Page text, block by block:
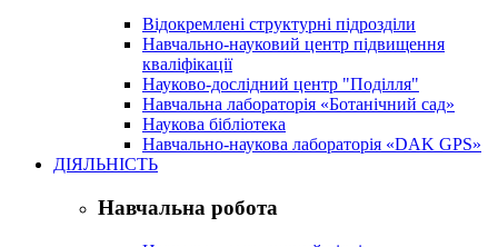
Відокремлені структурні підрозділи
Навчально-науковий центр підвищення
кваліфікації
Науково-дослідний центр "Поділля"
Навчальна лабораторія «Ботанічний сад»
Наукова бібліотека
Навчально-наукова лабораторія «DAK GPS»
ДІЯЛЬНІСТЬ
Навчальна робота